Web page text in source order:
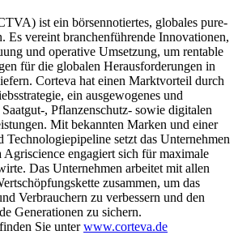
ist ein börsennotiertes, globales pure-
Es vereint branchenführende Innovationen,
und operative Umsetzung, um rentable
für die globalen Herausforderungen in
Corteva hat einen Marktvorteil durch
ein ausgewogenes und
, Pflanzenschutz- sowie digitalen
Mit bekannten Marken und einer
Technologiepipeline setzt das Unternehmen
Agriscience engagiert sich für maximale
Das Unternehmen arbeitet mit allen
zusammen, um das
Verbrauchern zu verbessern und den
Generationen zu sichern.
Sie unterwww.corteva.de